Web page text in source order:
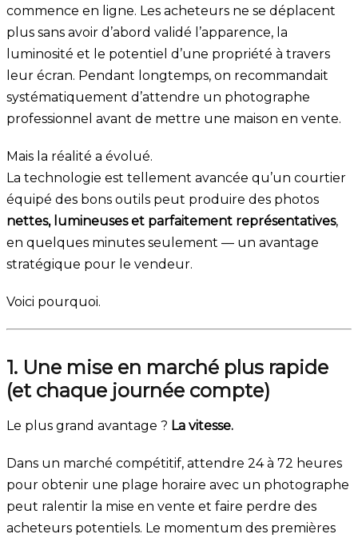
commence en ligne. Les acheteurs ne se déplacent
plus sans avoir d’abord validé l’apparence, la
luminosité et le potentiel d’une propriété à travers
leur écran. Pendant longtemps, on recommandait
systématiquement d’attendre un photographe
professionnel avant de mettre une maison en vente.
Mais la réalité a évolué.
La technologie est tellement avancée qu’un courtier
équipé des bons outils peut produire des photos
nettes, lumineuses et parfaitement représentatives,
en quelques minutes seulement — un avantage
stratégique pour le vendeur.
Voici pourquoi.
1. Une mise en marché plus rapide
(et chaque journée compte)
Le plus grand avantage ? La vitesse.
Dans un marché compétitif, attendre 24 à 72 heures
pour obtenir une plage horaire avec un photographe
peut ralentir la mise en vente et faire perdre des
acheteurs potentiels. Le momentum des premières